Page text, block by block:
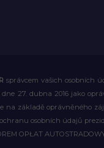
správcem vašich osobních
27. dubna 2016 jako
na základě oprávněného
osobních údajů
OPŁAT